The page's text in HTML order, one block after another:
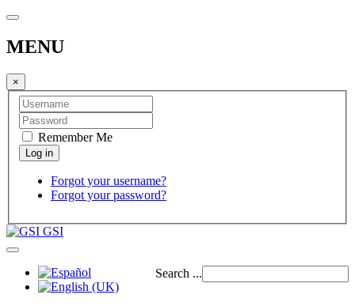
MENU
×
Remember Me
Forgot your username?
Forgot your password?
GSI
Search ...